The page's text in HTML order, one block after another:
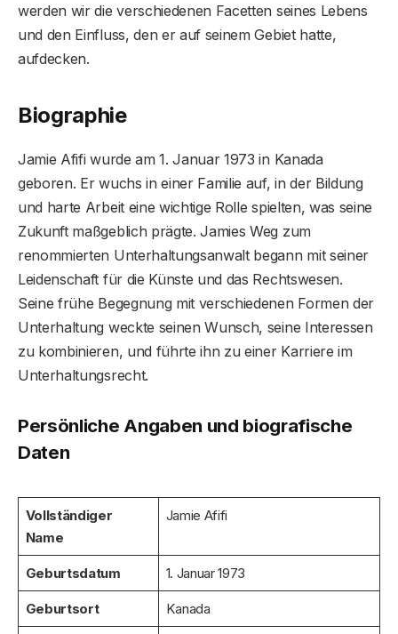
werden wir die verschiedenen Facetten seines Lebens
und den Einfluss, den er auf seinem Gebiet hatte,
aufdecken.
Biographie
Jamie Afifi wurde am 1. Januar 1973 in Kanada
geboren. Er wuchs in einer Familie auf, in der Bildung
und harte Arbeit eine wichtige Rolle spielten, was seine
Zukunft maßgeblich prägte. Jamies Weg zum
renommierten Unterhaltungsanwalt begann mit seiner
Leidenschaft für die Künste und das Rechtswesen.
Seine frühe Begegnung mit verschiedenen Formen der
Unterhaltung weckte seinen Wunsch, seine Interessen
zu kombinieren, und führte ihn zu einer Karriere im
Unterhaltungsrecht.
Persönliche Angaben und biografische
Daten
Vollständiger
Name
Jamie Afifi
Geburtsdatum 1. Januar 1973
Geburtsort Kanada